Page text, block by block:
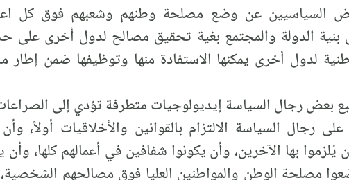
عن وضع مصلحة وطنهم وشعبهم فوق كل
بنية الدولة والمجتمع بغية تحقيق مصالح لدول أخرى
لدول أخرى يمكنها الاستفادة منها وتوظيفها ضمن إطار
بعض رجال السياسة إيديولوجيات متطرفة تؤدي إلى
رجال السياسة الالتزام بالقوانين والأخلاقيات أولاً،
يُلزموا بها الآخرين، وأن يكونوا شفافين في أعمالهم كلها،
مصلحة الوطن والمواطنين العليا فوق مصالحهم